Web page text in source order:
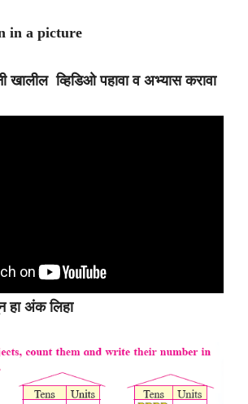
in a picture
खालील व्हिडिओ पहावा व अभ्यास करावा
हा अंक लिहा